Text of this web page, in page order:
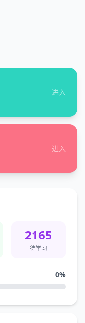
进入
进入
2165
待学习
0%